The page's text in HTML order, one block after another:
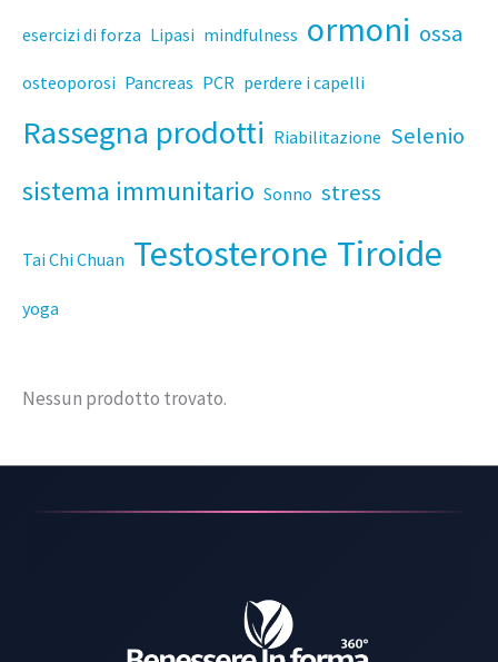
esercizi di forza Lipasi mindfulness ormoni ossa
osteoporosi Pancreas PCR perdere i capelli
Rassegna prodotti Riabilitazione Selenio
sistema immunitario Sonno stress
Tai Chi Chuan Testosterone Tiroide
yoga
Nessun prodotto trovato.